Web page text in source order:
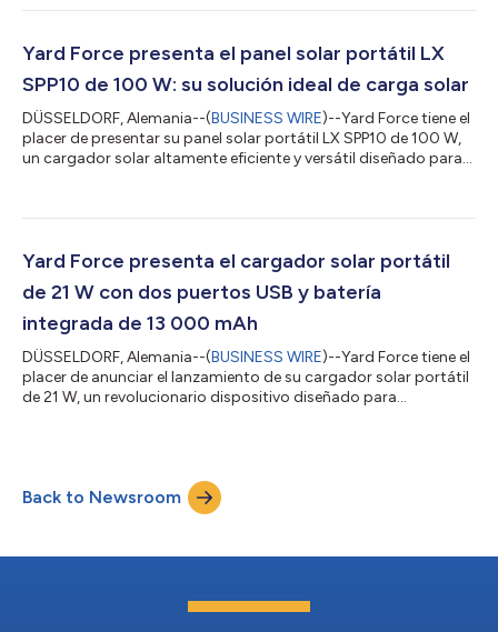
suministro eléctrico de emergencia. Con una capacidad de
PS300 proporciona una alimentación fiable y eficiente para
todos sus dispositivos electrón...
Yard Force presenta el panel solar portátil LX
SPP10 de 100 W: su solución ideal de carga solar
DÜSSELDORF, Alemania--(BUSINESS WIRE)--Yard Force tiene el
placer de presentar su panel solar portátil LX SPP10 de 100 W,
un cargador solar altamente eficiente y versátil diseñado para
aire libre y necesidades energéticas de emergencia, el LX SPP10
panel solar portátil Yard Force 100W ya está disponible para su
Yard Force presenta el cargador solar portátil
de 21 W con dos puertos USB y batería
integrada de 13 000 mAh
DÜSSELDORF, Alemania--(BUSINESS WIRE)--Yard Force tiene el
placer de anunciar el lanzamiento de su cargador solar portátil
de 21 W, un revolucionario dispositivo diseñado para
cargador de 13 000 mAh con paneles solares de alta eficiencia
y ofrece una solución perfecta y respetuosa con el medio
Back to Newsroom